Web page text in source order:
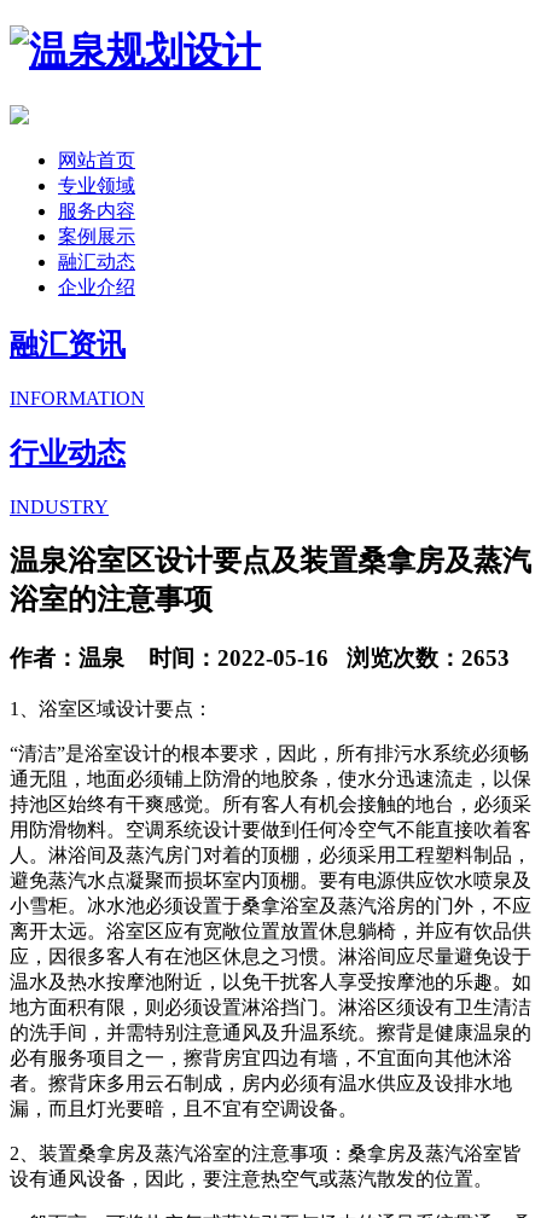
网站首页
专业领域
服务内容
案例展示
融汇动态
企业介绍
融汇资讯
INFORMATION
行业动态
INDUSTRY
温泉浴室区设计要点及装置桑拿房及蒸汽
浴室的注意事项
作者：温泉 时间：2022-05-16 浏览次数：2653
1、浴室区域设计要点：
“清洁”是浴室设计的根本要求，因此，所有排污水系统必须畅
通无阻，地面必须铺上防滑的地胶条，使水分迅速流走，以保
持池区始终有干爽感觉。所有客人有机会接触的地台，必须采
用防滑物料。空调系统设计要做到任何冷空气不能直接吹着客
人。淋浴间及蒸汽房门对着的顶棚，必须采用工程塑料制品，
避免蒸汽水点凝聚而损坏室内顶棚。要有电源供应饮水喷泉及
小雪柜。冰水池必须设置于桑拿浴室及蒸汽浴房的门外，不应
离开太远。浴室区应有宽敞位置放置休息躺椅，并应有饮品供
应，因很多客人有在池区休息之习惯。淋浴间应尽量避免设于
温水及热水按摩池附近，以免干扰客人享受按摩池的乐趣。如
地方面积有限，则必须设置淋浴挡门。淋浴区须设有卫生清洁
的洗手间，并需特别注意通风及升温系统。擦背是健康温泉的
必有服务项目之一，擦背房宜四边有墙，不宜面向其他沐浴
者。擦背床多用云石制成，房内必须有温水供应及设排水地
漏，而且灯光要暗，且不宜有空调设备。
2、装置桑拿房及蒸汽浴室的注意事项：桑拿房及蒸汽浴室皆
设有通风设备，因此，要注意热空气或蒸汽散发的位置。